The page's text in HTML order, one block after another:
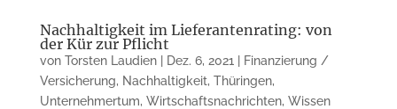
Nachhaltigkeit im Lieferantenrating: von
der Kür zur Pflicht
von Torsten Laudien| Dez. 6, 2021 | Finanzierung /
Versicherung, Nachhaltigkeit, Thüringen,
Unternehmertum, Wirtschaftsnachrichten, Wissen